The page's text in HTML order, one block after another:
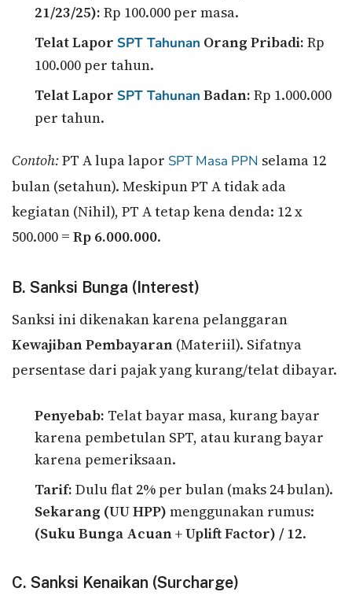
21/23/25): Rp 100.000 per masa.
Telat Lapor SPT Tahunan Orang Pribadi: Rp
100.000 per tahun.
Telat Lapor SPT Tahunan Badan: Rp 1.000.000
per tahun.
Contoh:PT A lupa lapor SPT Masa PPN selama 12
bulan (setahun). Meskipun PT A tidak ada
kegiatan (Nihil), PT A tetap kena denda: 12 x
500.000 = Rp 6.000.000.
B. Sanksi Bunga (Interest)
Sanksi ini dikenakan karena pelanggaran
Kewajiban Pembayaran (Materiil). Sifatnya
persentase dari pajak yang kurang/telat dibayar.
Penyebab: Telat bayar masa, kurang bayar
karena pembetulan SPT, atau kurang bayar
karena pemeriksaan.
Tarif: Dulu flat 2% per bulan (maks 24 bulan).
Sekarang (UU HPP) menggunakan rumus:
(Suku Bunga Acuan + Uplift Factor) / 12.
C. Sanksi Kenaikan (Surcharge)